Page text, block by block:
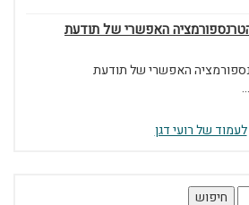
האפשרי של תודעת
האפשרי של תודעת
לעמוד של רועי דגן